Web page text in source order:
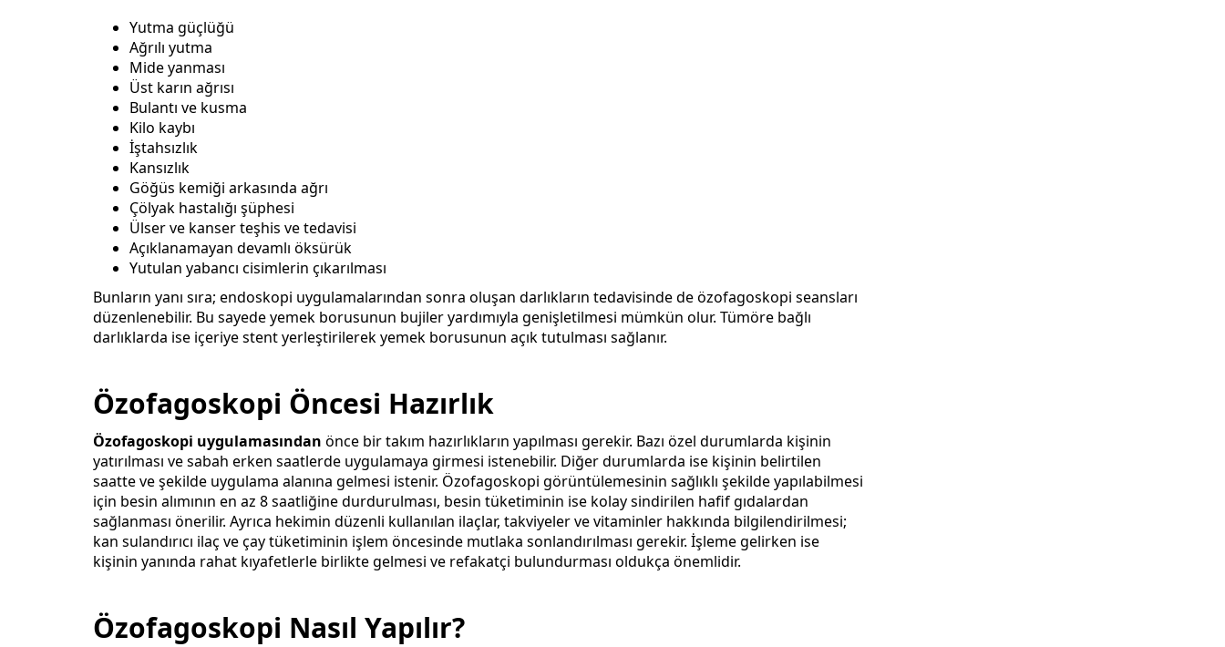
Yutma güçlüğü
Ağrılı yutma
Mide yanması
Üst karın ağrısı
Bulantı ve kusma
Kilo kaybı
İştahsızlık
Kansızlık
Göğüs kemiği arkasında ağrı
Çölyak hastalığı şüphesi
Ülser ve kanser teşhis ve tedavisi
Açıklanamayan devamlı öksürük
Yutulan yabancı cisimlerin çıkarılması
Bunların yanı sıra; endoskopi uygulamalarından sonra oluşan darlıkların tedavisinde de özofagoskopi seansları
düzenlenebilir. Bu sayede yemek borusunun bujiler yardımıyla genişletilmesi mümkün olur. Tümöre bağlı
darlıklarda ise içeriye stent yerleştirilerek yemek borusunun açık tutulması sağlanır.
Özofagoskopi Öncesi Hazırlık
Özofagoskopi uygulamasından önce bir takım hazırlıkların yapılması gerekir. Bazı özel durumlarda kişinin
yatırılması ve sabah erken saatlerde uygulamaya girmesi istenebilir. Diğer durumlarda ise kişinin belirtilen
saatte ve şekilde uygulama alanına gelmesi istenir. Özofagoskopi görüntülemesinin sağlıklı şekilde yapılabilmesi
için besin alımının en az 8 saatliğine durdurulması, besin tüketiminin ise kolay sindirilen hafif gıdalardan
sağlanması önerilir. Ayrıca hekimin düzenli kullanılan ilaçlar, takviyeler ve vitaminler hakkında bilgilendirilmesi;
kan sulandırıcı ilaç ve çay tüketiminin işlem öncesinde mutlaka sonlandırılması gerekir. İşleme gelirken ise
kişinin yanında rahat kıyafetlerle birlikte gelmesi ve refakatçi bulundurması oldukça önemlidir.
Özofagoskopi Nasıl Yapılır?